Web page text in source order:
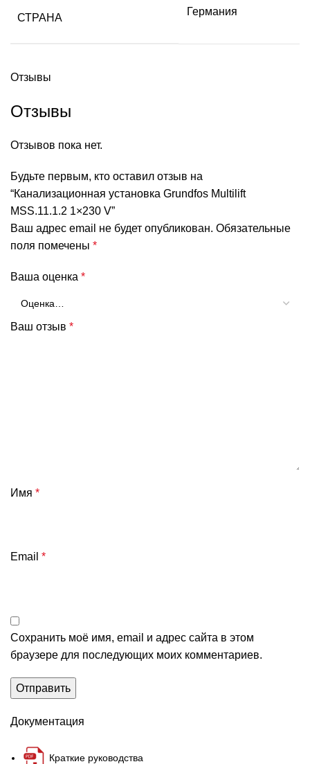
СТРАНА
Германия
Отзывы
Отзывы
Отзывов пока нет.
Будьте первым, кто оставил отзыв на
“Канализационная установка Grundfos Multilift
MSS.11.1.2 1×230 V”
Ваш адрес email не будет опубликован. Обязательные
поля помечены *
Ваша оценка *
Ваш отзыв *
Имя *
Email *
Сохранить моё имя, email и адрес сайта в этом
браузере для последующих моих комментариев.
Документация
Краткие руководства